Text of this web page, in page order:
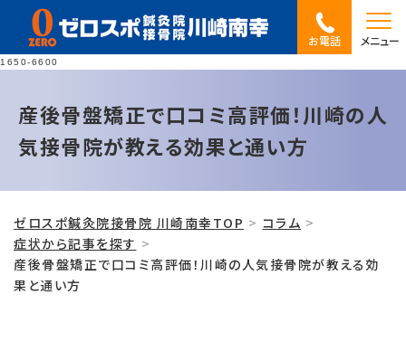
1650-6600
お電話 メニュー
産後骨盤矯正で口コミ高評価！川崎の人
気接骨院が教える効果と通い方
ゼロスポ鍼灸院接骨院 川崎南幸TOP
コラム
症状から記事を探す
産後骨盤矯正で口コミ高評価！川崎の人気接骨院が教える効
果と通い方